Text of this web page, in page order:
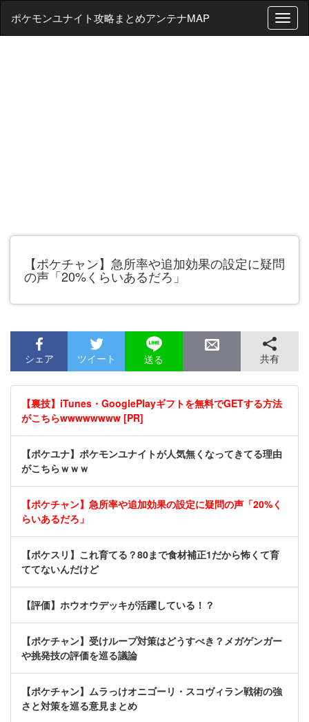
T
o
ポケモンユナイト攻略まとめアンテナMAP
【ポケチャン】急所率や追加効果の設定に疑問
の声「20%くらいあるだろ」
シェア ツイート 送る 共有
【裏技】iTunes・GooglePlayギフトを無料でGETする方法
がこちらwwwwwwww [PR]
【ポケユナ】ポケモンユナイトが人気無くなってきてる理由
がこちらｗｗｗ
【ポケチャン】急所率や追加効果の設定に疑問の声「20%く
らいあるだろ」
【ポケスリ】これ育てる？80まで食材補正1だから怖くて育
ててないんだけど
【評価】ホウオウデッキが活躍している！？
【ポケチャン】受けループ対策はどうすべき？メガゲンガー
や挑発技の評価を巡る議論
【ポケチャン】ムラっけオニゴーリ・スコヴィラン戦術の強
さと対策を巡る意見まとめ